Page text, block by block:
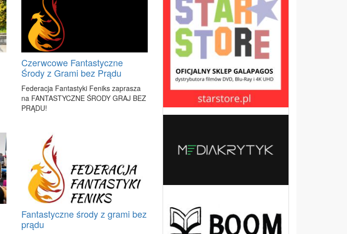
Czerwcowe Fantastyczne
Środy z Grami bez Prądu
Fe­de­ra­cja Fan­ta­sty­ki Fe­niks za­pra­sza
na FAN­TA­STYCZ­NE ŚRO­DY GRAJ BEZ
PRĄ­DU!
Fantastyczne środy z grami bez
prądu